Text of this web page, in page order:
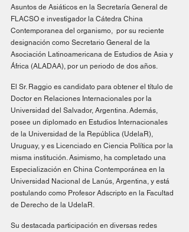
Asuntos de Asiáticos en la Secretaría General de
FLACSO e investigador la Cátedra China
Contemporanea del organismo,  por su reciente
designación como Secretario General de la
Asociación Latinoamericana de Estudios de Asia y
África (ALADAA), por un periodo de dos años.
El Sr. Raggio es candidato para obtener el título de
Doctor en Relaciones Internacionales por la
Universidad del Salvador, Argentina. Además,
posee un diplomado en Estudios Internacionales
de la Universidad de la República (UdelaR),
Uruguay, y es Licenciado en Ciencia Política por la
misma institución. Asimismo, ha completado una
Especialización en China Contemporánea en la
Universidad Nacional de Lanús, Argentina, y está
postulando como Profesor Adscripto en la Facultad
de Derecho de la UdelaR.
Su destacada participación en diversas redes